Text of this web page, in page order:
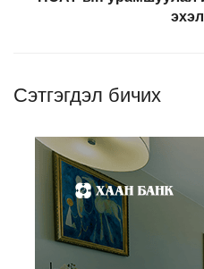
Сэтгэгдэл бичих